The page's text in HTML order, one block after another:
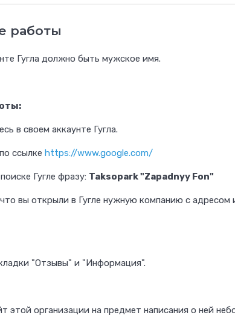
работы
Гугла должно быть мужское имя.
в своем аккаунте Гугла.
ссылке https://www.google.com/
Гугле фразу: Taksopark "Zapadnyy Fon"
вы открыли в Гугле нужную компанию с
"Отзывы" и "Информация".
этой организации на предмет написания о ней